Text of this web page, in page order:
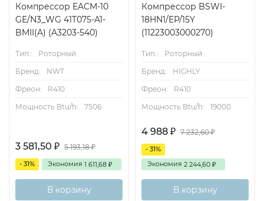
Компрессор EACM-10
GE/N3_WG 41T075-A1-
BMII(A) (A3203-540)
Тип.:
Роторный
Бренд:
NWT
Фреон:
R410
Мощность Btu/h:
7506
3 581,50 ₽ 5 193,18₽
- 31% Экономия 1 611,68 ₽
В корзину
Компрессор BSWI-
18HN1/EP/15Y
(11223003000270)
Тип.:
Роторный
Бренд:
HIGHLY
Фреон:
R410
Мощность Btu/h:
19000
4 988 ₽ 7 232,60₽
- 31%
Экономия 2 244,60 ₽
В корзину